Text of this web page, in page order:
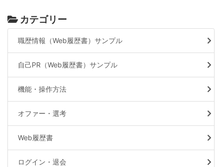
カテゴリー
職歴情報（Web履歴書）サンプル
自己PR（Web履歴書）サンプル
機能・操作方法
オファー・選考
Web履歴書
ログイン・退会